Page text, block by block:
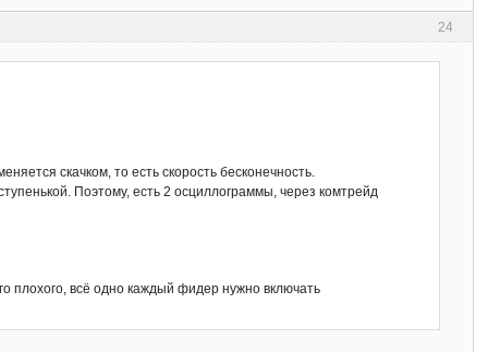
24
скачком, то есть скорость бесконечность.
Поэтому, есть 2 осциллограммы, через комтрейд
плохого, всё одно каждый фидер нужно включать